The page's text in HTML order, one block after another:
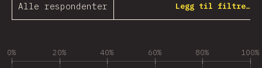
Alle respondenter Legg til filtre…
0% 20% 40% 60% 80% 100%